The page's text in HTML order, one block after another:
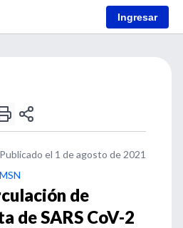
Ingresar
Publicado el 1 de agosto de 2021
de
de SARS CoV-2